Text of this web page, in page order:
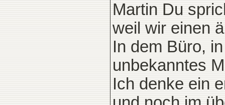
Martin Du
weil wir einen
In dem Büro,
unbekanntes
Ich denke ein